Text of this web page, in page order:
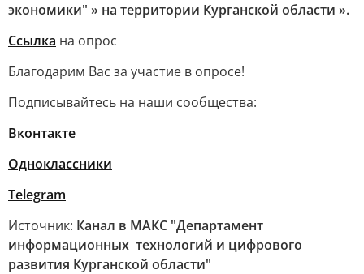
экономики" » на территории Курганской области ».
Ссылка на опрос
Благодарим Вас за участие в опросе!
Подписывайтесь на наши сообщества:
Вконтакте
Одноклассники
Telegram
Источник: Канал в МАКС "Департамент
информационных технологий и цифрового
развития Курганской области"